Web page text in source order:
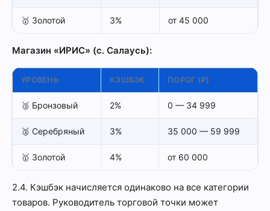
🥇 Золотой 3% от 45 000
Магазин «ИРИС» (с. Салаусь):
УРОВЕНЬ КЭШБЭК ПОРОГ (₽)
🥉 Бронзовый 2% 0 — 34 999
🥈 Серебряный 3% 35 000 — 59 999
🥇 Золотой 4% от 60 000
2.4. Кэшбэк начисляется одинаково на все категории
товаров. Руководитель торговой точки может